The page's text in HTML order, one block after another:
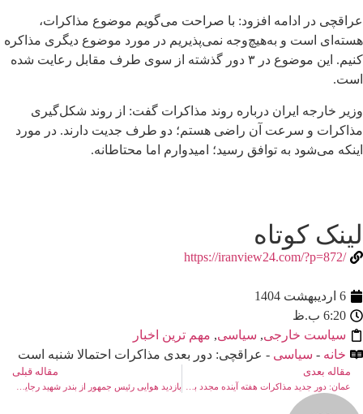
عراقچی در ادامه افزود: با صراحت می‌گویم موضوع مذاکرات،
هسته‌ای است و به‌هیچ‌وجه نمی‌پذیریم در مورد موضوع دیگری مذاکره
کنیم. این موضوع در ۳ دور گذشته از سوی طرف مقابل رعایت شده
است.
وزیر خارجه ایران درباره روند مذاکرات گفت: از روند شکل‌گیری
مذاکرات و سرعت آن راضی هستم؛ دو طرف جدیت دارند. در مورد
اینکه می‌شود به توافق رسید؛ امیدوارم اما محتاطانه.
لینک کوتاه
/https://iranview24.com/?p=872
6 اردیبهشت 1404
6:20 ب.ظ
سیاست خارجی, سیاسی, مهم ترین اخبار
خانه - سیاسی - عراقچی: دور بعدی مذاکرات احتمالا شنبه است
مقاله بعدی مقاله قبلی